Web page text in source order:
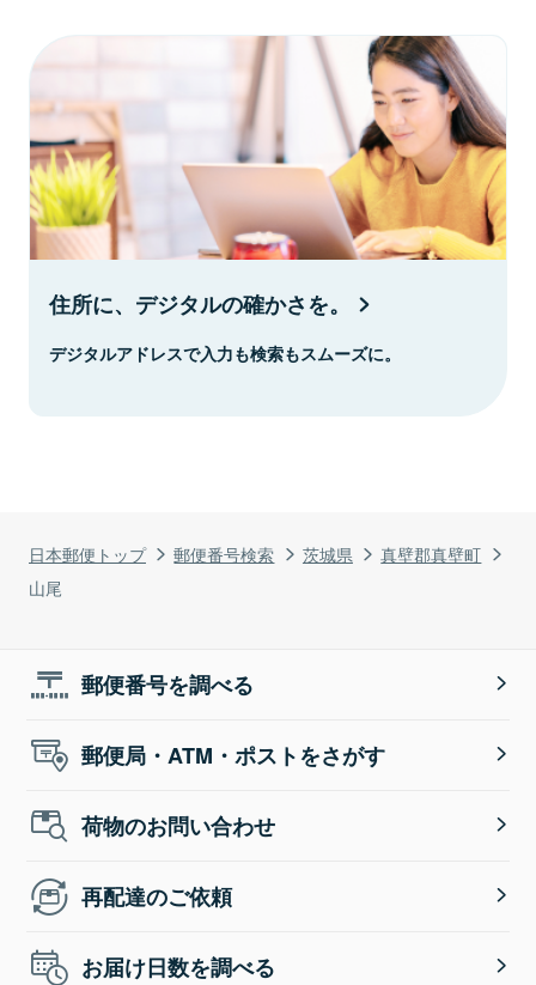
日本郵便トップ 郵便番号検索 茨城県
真壁郡真壁町
山尾
住所に、デジタルの確かさを。
デジタルアドレスで入力も検索もスムーズに。
郵便番号を調べる
郵便局・ATM・ポストをさがす
荷物のお問い合わせ
再配達のご依頼
お届け日数を調べる